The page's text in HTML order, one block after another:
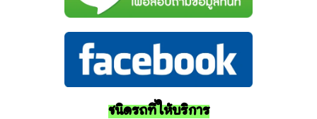
ชนิดรถที่ให้บริการ